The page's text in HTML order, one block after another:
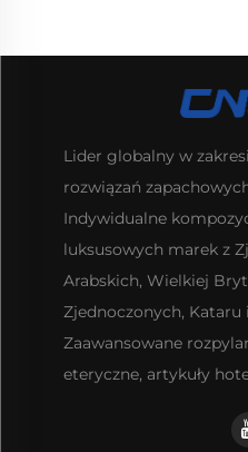
Lider globalny w
rozwiązań
Indywidualne
luksusowych marek z
Arabskich, Wielkiej
Zjednoczonych, Kataru
Zaawansowane
eteryczne, artykuły